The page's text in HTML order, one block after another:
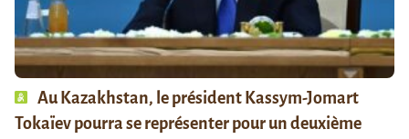
Au Kazakhstan, le président Kassym-Jomart
Tokaïev pourra se représenter pour un deuxième